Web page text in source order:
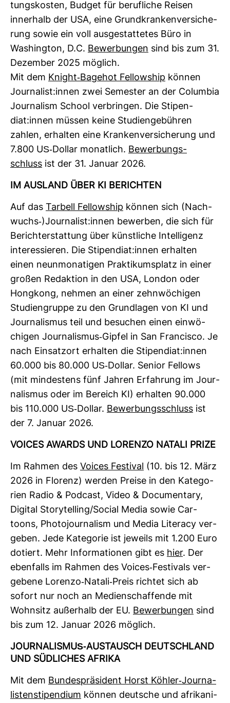
tungs­kosten, Budget für beruf­liche Reisen
inner­halb der USA, eine Grund­kran­ken­ver­si­che­
rung sowie ein voll aus­ge­stat­tetes Büro in
Washington, D.C. Bewer­bungen sind bis zum 31.
Dezember 2025 mög­lich.
Mit dem Knight-​Bagehot Fel­low­ship können
Jour­na­list:innen zwei Semester an der Columbia
Jour­na­lism School ver­bringen. Die Sti­pen­
diat:innen müssen keine Stu­di­en­ge­bühren
zahlen, erhalten eine Kran­ken­ver­si­che­rung und
7.800 US-​Dollar monat­lich. Bewer­bungs­
schluss ist der 31. Januar 2026.
IM AUS­LAND ÜBER KI BERICHTEN
Auf das Tar­bell Fel­low­ship können sich (Nach­
wuchs-​)Jour­na­list:innen bewerben, die sich für
Bericht­erstat­tung über künst­liche Intel­li­genz
inter­es­sieren. Die Sti­pen­diat:innen erhalten
einen neun­mo­na­tigen Prak­ti­kums­platz in einer
großen Redak­tion in den USA, London oder
Hong­kong, nehmen an einer zehn­wö­chigen
Stu­di­en­gruppe zu den Grund­lagen von KI und
Jour­na­lismus teil und besu­chen einen ein­wö­
chigen Jour­na­lismus-​Gipfel in San Fran­cisco. Je
nach Ein­satzort erhalten die Sti­pen­diat:innen
60.000 bis 80.000 US-​Dollar. Senior Fel­lows
(mit min­des­tens fünf Jahren Erfah­rung im Jour­
na­lismus oder im Bereich KI) erhalten 90.000
bis 110.000 US-​Dollar. Bewer­bungs­schluss ist
der 7. Januar 2026.
VOICES AWARDS UND LORENZO NATALI PRIZE
Im Rahmen des Voices Fes­tival (10. bis 12. März
2026 in Flo­renz) werden Preise in den Kate­go­
rien Radio & Pod­cast, Video & Docu­men­tary,
Digital Sto­ry­tel­ling/Social Media sowie Car­
toons, Pho­to­jour­na­lism und Media Lite­racy ver­
geben. Jede Kate­gorie ist jeweils mit 1.200 Euro
dotiert. Mehr Infor­ma­tionen gibt es hier. Der
eben­falls im Rahmen des Voices-​Fes­ti­vals ver­
ge­bene Lorenzo-​Natali-​Preis richtet sich ab
sofort nur noch an Medi­en­schaf­fende mit
Wohn­sitz außer­halb der EU. Bewer­bungen sind
bis zum 12. Januar 2026 mög­lich.
JOUR­NA­LISMUS-​AUS­TAUSCH DEUTSCH­LAND
UND SÜD­LI­CHES AFRIKA
Mit dem Bun­des­prä­si­dent Horst Köhler-​Jour­na­
lis­ten­sti­pen­dium können deut­sche und afri­ka­ni­